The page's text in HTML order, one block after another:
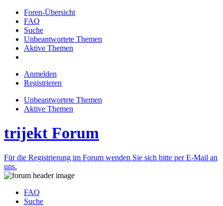
Foren-Übersicht
FAQ
Suche
Unbeantwortete Themen
Aktive Themen
Anmelden
Registrieren
Unbeantwortete Themen
Aktive Themen
trijekt Forum
Für die Registrierung im Forum wenden Sie sich bitte per E-Mail an
uns.
FAQ
Suche